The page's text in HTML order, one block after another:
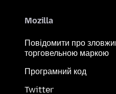
Mozilla
Повідомити про
торговельною маркою
Програмний код
Twitter